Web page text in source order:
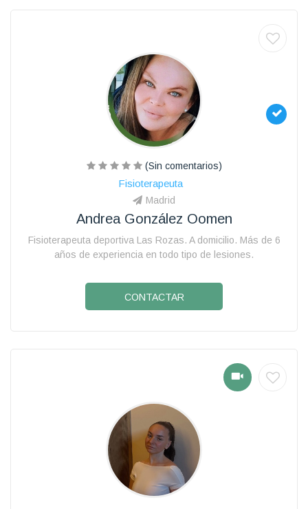
(Sin comentarios)
Fisioterapeuta
Madrid
Andrea González Oomen
Fisioterapeuta deportiva Las Rozas. A domicilio. Más de 6
años de experiencia en todo tipo de lesiones.
CONTACTAR